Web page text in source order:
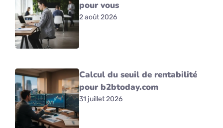
pour vous
2 août 2026
Calcul du seuil de rentabilité
pour b2btoday.com
31 juillet 2026